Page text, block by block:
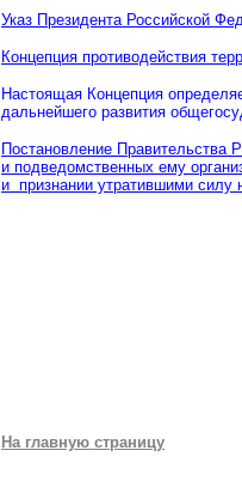
Указ Президента Российской
Концепция противодействия
Настоящая Концепция
дальнейшего развития
Постановление Правительства
и подведомственных ему
и признании утратившими силу
На главную страницу